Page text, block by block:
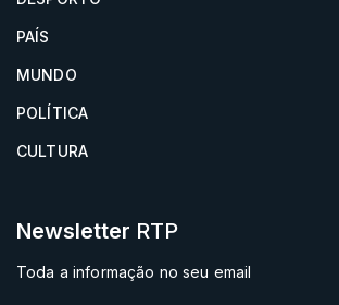
PAÍS
MUNDO
POLÍTICA
CULTURA
Newsletter RTP
Toda a informação no seu email